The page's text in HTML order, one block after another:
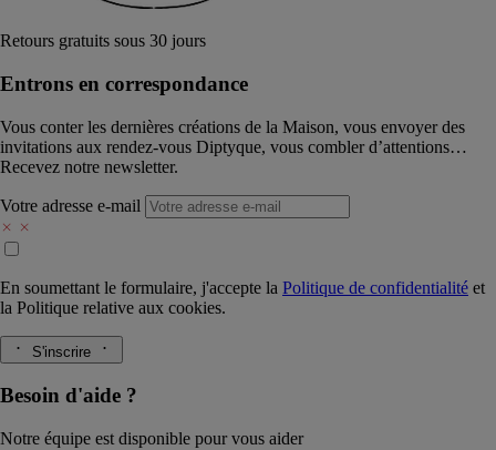
Retours gratuits sous 30 jours
Entrons en correspondance​
Vous conter les dernières créations de la Maison, vous envoyer des
invitations aux rendez-vous Diptyque, vous combler d’attentions…
Recevez notre newsletter.
Votre adresse e-mail
En soumettant le formulaire, j'accepte la Politique de confidentialité et
la Politique relative aux cookies.
S'inscrire
Besoin d'aide ?
Notre équipe est disponible pour vous aider